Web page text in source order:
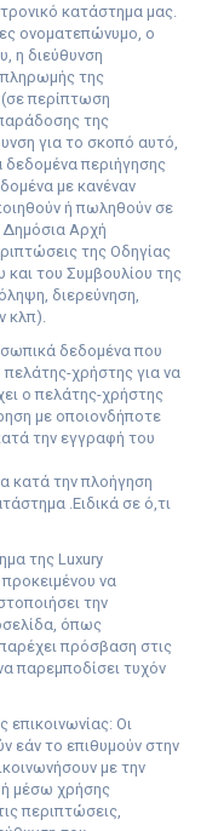
κατάστημα μας.
ονοματεπώνυμο, ο
η διεύθυνση
της
(σε περίπτωση
της
για το σκοπό αυτό,
περιήγησης
με κανέναν
ή πωληθούν σε
Δημόσια Αρχή
της Οδηγίας
του Συμβουλίου της
διερεύνηση,
κλπ).
δεδομένα που
πελάτης-χρήστης για να
ο πελάτης-χρήστης
με οποιονδήποτε
την εγγραφή του
κατά την πλοήγηση
.Ειδικά σε ό,τι
της L uxury
να
την
όπως
πρόσβαση στις
παρεμποδίσει τυχόν
Οι
εάν το επιθυμούν στην
με την
ή μέσω χρήσης
περιπτώσεις,